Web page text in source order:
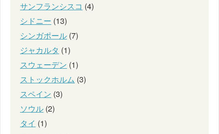
サンフランシスコ (4)
シドニー (13)
シンガポール (7)
ジャカルタ (1)
スウェーデン (1)
ストックホルム (3)
スペイン (3)
ソウル (2)
タイ (1)